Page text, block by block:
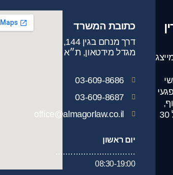
בעל ניסיון של מעל 30
כתובת המשרד
דרך מנחם בגין 144,
מגדל מידטאון, ת״א
03-609-8686
03-609-8687
office@almagorlaw.co.il
יום ראשון
………………………….
08:30-19:00